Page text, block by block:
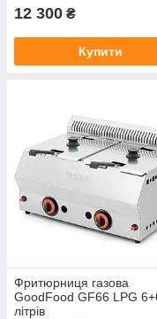
12 300 ₴
Купити
Фритюрниця газова
GoodFood GF66 LPG
літрів